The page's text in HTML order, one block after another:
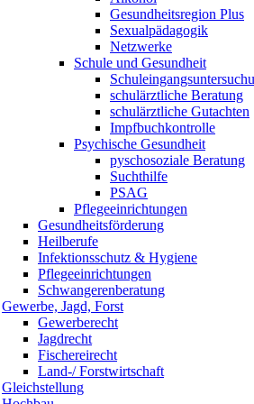
Gesundheitsregion Plus
Sexualpädagogik
Netzwerke
Schule und Gesundheit
schulärztliche Beratung
schulärztliche Gutachten
Impfbuchkontrolle
Psychische Gesundheit
pyschosoziale Beratung
Suchthilfe
PSAG
Pflegeeinrichtungen
Gesundheitsförderung
Heilberufe
Infektionsschutz & Hygiene
Pflegeeinrichtungen
Schwangerenberatung
Gewerbe, Jagd, Forst
Gewerberecht
Jagdrecht
Fischereirecht
Land-/ Forstwirtschaft
Gleichstellung